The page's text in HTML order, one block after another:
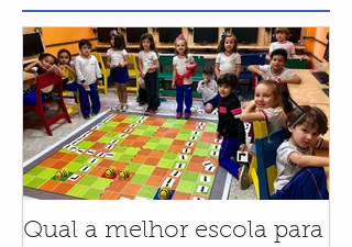
Qual a melhor escola para